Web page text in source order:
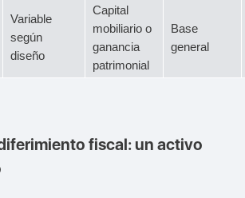
Variable
según
diseño
Capital
mobiliario o
ganancia
patrimonial
Base
general
fiscal: un activo